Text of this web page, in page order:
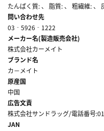
たんぱく質: 、 脂質: 、 粗繊維: 、
問い合わせ先
03‐5926‐1222
メーカー名(製造販売会社)
株式会社カーメイト
ブランド名
カ－メイト
原産国
中国
広告文責
株式会社サンドラッグ/電話番号
JAN